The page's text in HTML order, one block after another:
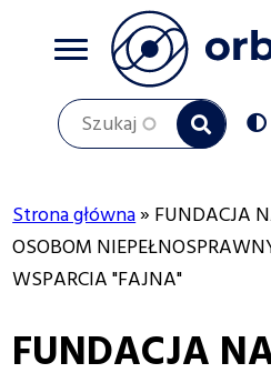
Szukaj
Ścieżka
nawigacyjna
Strona główna
FUNDACJA
OSOBOM
WSPARCIA "FAJNA"
FUNDACJA